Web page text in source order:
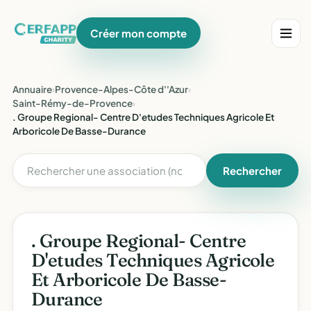
Créer mon compte
Annuaire›Provence-Alpes-Côte d''Azur›
Saint-Rémy-de-Provence›
. Groupe Regional- Centre D'etudes Techniques Agricole Et
Arboricole De Basse-Durance
Rechercher
. Groupe Regional- Centre
D'etudes Techniques Agricole
Et Arboricole De Basse-
Durance